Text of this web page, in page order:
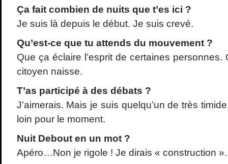
Ça fait combien de nuits que t’es ici ?
Je suis là depuis le début. Je suis crevé.
Qu’est-ce que tu attends du mouvement ?
Que ça éclaire l’esprit de certaines personnes.
citoyen naisse.
T’as participé à des débats ?
J’aimerais. Mais je suis quelqu’un de très
loin pour le moment.
Nuit Debout en un mot ?
Apéro…Non je rigole ! Je dirais « construction ».